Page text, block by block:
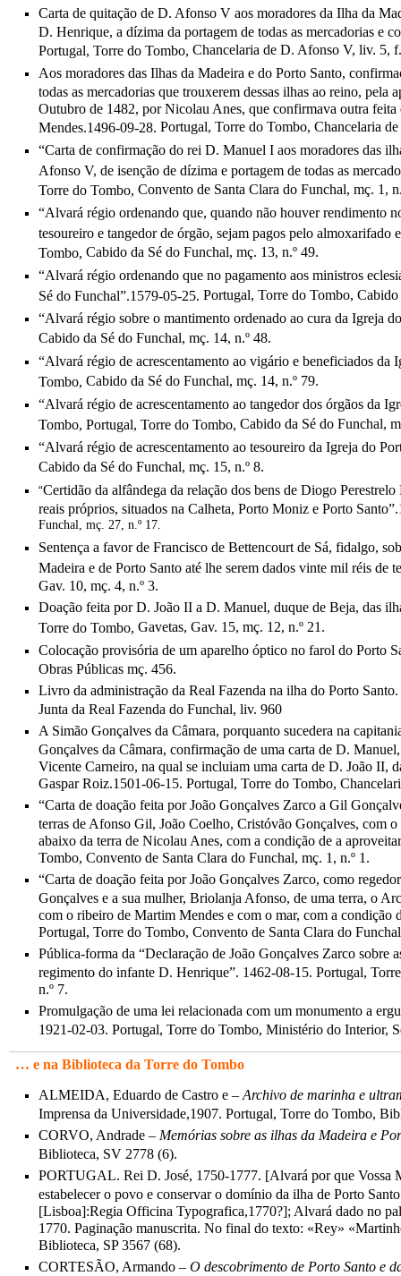
Carta de quitação de D. Afonso V aos moradores da Ilha da
D. Henrique, a dízima da portagem de todas as mercadorias e
Portugal, Torre do Tombo, Chancelaria de D. Afonso V, liv. 5,
Aos moradores das Ilhas da Madeira e do Porto Santo,
todas as mercadorias que trouxerem dessas ilhas ao reino, pela
Outubro de 1482, por Nicolau Anes, que confirmava outra
Mendes.1496-09-28. Portugal, Torre do Tombo, Chancelaria
“Carta de confirmação do rei D. Manuel I aos moradores das
Afonso V, de isenção de dízima e portagem de todas as
Torre do Tombo, Convento de Santa Clara do Funchal, mç. 1,
“Alvará régio ordenando que, quando não houver rendimento
tesoureiro e tangedor de órgão, sejam pagos pelo
Tombo, Cabido da Sé do Funchal, mç. 13, n.º 49.
“Alvará régio ordenando que no pagamento aos ministros
Sé do Funchal”.1579-05-25. Portugal, Torre do Tombo, Cabido
“Alvará régio sobre o mantimento ordenado ao cura da Igreja
Cabido da Sé do Funchal, mç. 14, n.º 48.
“Alvará régio de acrescentamento ao vigário e beneficiados da
Tombo, Cabido da Sé do Funchal, mç. 14, n.º 79.
“Alvará régio de acrescentamento ao tangedor dos órgãos da
Tombo, Portugal, Torre do Tombo, Cabido da Sé do Funchal,
“Alvará régio de acrescentamento ao tesoureiro da Igreja do
Cabido da Sé do Funchal, mç. 15, n.º 8.
“Certidão da alfândega da relação dos bens de Diogo
reais próprios, situados na Calheta, Porto Moniz e Porto
Funchal, mç. 27, n.º 17.
Sentença a favor de Francisco de Bettencourt de Sá, fidalgo,
Madeira e de Porto Santo até lhe serem dados vinte mil réis de
Gav. 10, mç. 4, n.º 3.
Doação feita por D. João II a D. Manuel, duque de Beja, das
Torre do Tombo, Gavetas, Gav. 15, mç. 12, n.º 21.
Colocação provisória de um aparelho óptico no farol do Porto
Obras Públicas mç. 456.
Livro da administração da Real Fazenda na ilha do Porto
Junta da Real Fazenda do Funchal, liv. 960
A Simão Gonçalves da Câmara, porquanto sucedera na
Gonçalves da Câmara, confirmação de uma carta de D.
Vicente Carneiro, na qual se incluiam uma carta de D. João II,
Gaspar Roiz.1501-06-15. Portugal, Torre do Tombo,
“Carta de doação feita por João Gonçalves Zarco a Gil
terras de Afonso Gil, João Coelho, Cristóvão Gonçalves, com
abaixo da terra de Nicolau Anes, com a condição de a
Tombo, Convento de Santa Clara do Funchal, mç. 1, n.º 1.
“Carta de doação feita por João Gonçalves Zarco, como
Gonçalves e a sua mulher, Briolanja Afonso, de uma terra, o
com o ribeiro de Martim Mendes e com o mar, com a condição
Portugal, Torre do Tombo, Convento de Santa Clara do
Pública-forma da “Declaração de João Gonçalves Zarco sobre
regimento do infante D. Henrique”. 1462-08-15. Portugal,
n.º 7.
Promulgação de uma lei relacionada com um monumento a
1921-02-03. Portugal, Torre do Tombo, Ministério do Interior,
… e na Biblioteca da Torre do Tombo
ALMEIDA, Eduardo de Castro e – Archivo de marinha e
Imprensa da Universidade,1907. Portugal, Torre do Tombo,
CORVO, Andrade – Memórias sobre as ilhas da Madeira e
Biblioteca, SV 2778 (6).
PORTUGAL. Rei D. José, 1750-1777. [Alvará por que Vossa
estabelecer o povo e conservar o domínio da ilha de Porto
[Lisboa]:Regia Officina Typografica,1770?]; Alvará dado no
1770. Paginação manuscrita. No final do texto: «Rey»
Biblioteca, SP 3567 (68).
CORTESÃO, Armando – O descobrimento de Porto Santo e